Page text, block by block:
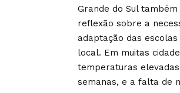
Grande do Sul
reflexão sobre a
adaptação das
local. Em muitas
temperaturas
semanas, e a falta de